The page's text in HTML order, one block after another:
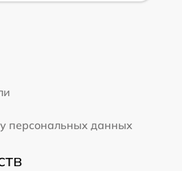
персональных данных